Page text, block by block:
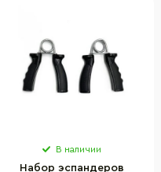
В наличии
Набор эспандеров